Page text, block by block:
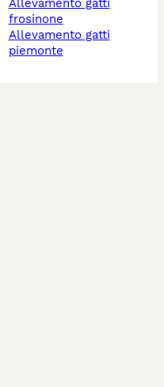
allevamento gatti
frosinone
allevamento gatti
piemonte